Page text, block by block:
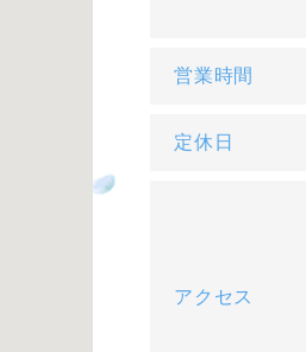
営業時間
定休日
アクセス